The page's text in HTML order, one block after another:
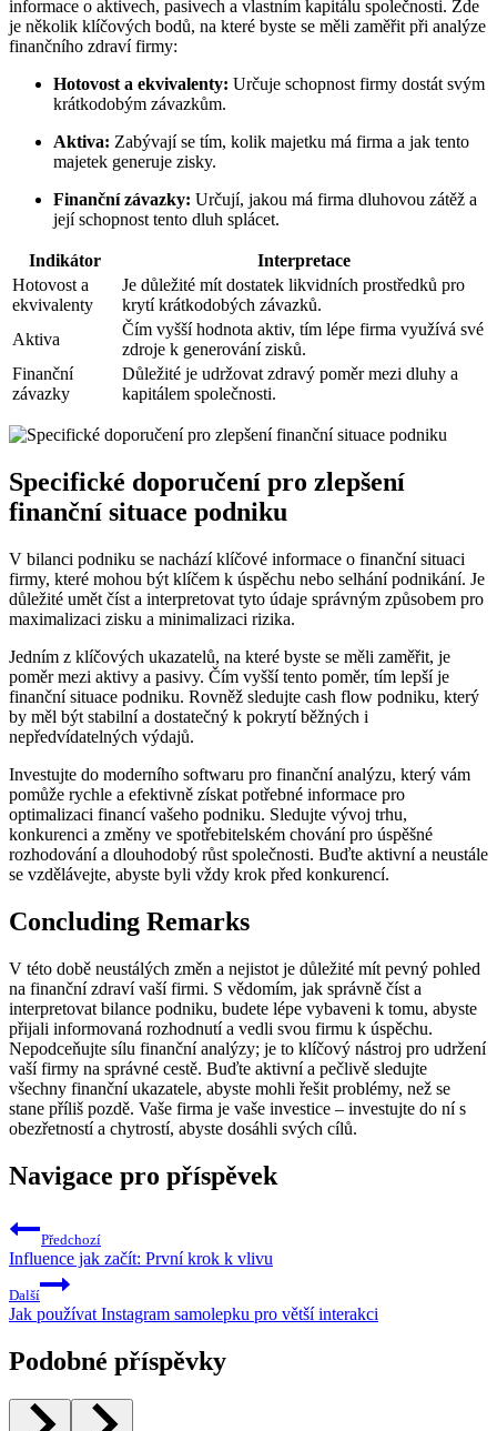
informace o aktivech, pasivech a vlastním kapitálu společnosti. Zde
je několik klíčových bodů, na které byste se měli zaměřit při analýze
finančního zdraví firmy:
Hotovost a ekvivalenty: Určuje schopnost firmy dostát svým
krátkodobým závazkům.
Aktiva: Zabývají se tím, kolik majetku má firma a jak tento
majetek generuje zisky.
Finanční závazky: Určují, jakou má firma dluhovou zátěž a
její schopnost tento dluh splácet.
Indikátor
Interpretace
Hotovost a
ekvivalenty
Je důležité mít dostatek likvidních prostředků pro
krytí krátkodobých závazků.
Aktiva
Čím vyšší hodnota aktiv, tím lépe firma využívá své
zdroje k generování zisků.
Finanční
závazky
Důležité je udržovat zdravý poměr mezi dluhy a
kapitálem společnosti.
Specifické doporučení pro zlepšení
finanční situace podniku
V bilanci podniku se nachází klíčové informace o finanční situaci
firmy, které mohou být klíčem k úspěchu nebo selhání podnikání. Je
důležité umět číst a interpretovat tyto údaje správným způsobem pro
maximalizaci zisku a minimalizaci rizika.
Jedním z klíčových ukazatelů, na které byste se měli zaměřit, je
poměr mezi aktivy a pasivy. Čím vyšší tento poměr, tím lepší je
finanční situace podniku. Rovněž sledujte cash flow podniku, který
by měl být stabilní a dostatečný k pokrytí běžných i
nepředvídatelných výdajů.
Investujte do moderního softwaru pro finanční analýzu, který vám
pomůže rychle a efektivně získat potřebné informace pro
optimalizaci financí vašeho podniku. Sledujte vývoj trhu,
konkurenci a změny ve spotřebitelském chování pro úspěšné
rozhodování a dlouhodobý růst společnosti. Buďte aktivní a neustále
se vzdělávejte, abyste byli vždy krok před konkurencí.
Concluding Remarks
V této době neustálých změn a nejistot je důležité mít pevný pohled
na finanční zdraví vaší firmi. S vědomím, jak správně číst a
interpretovat bilance podniku, budete lépe vybaveni k tomu, abyste
přijali informovaná rozhodnutí a vedli svou firmu k úspěchu.
Nepodceňujte sílu finanční analýzy; je to klíčový nástroj pro udržení
vaší firmy na správné cestě. Buďte aktivní a pečlivě sledujte
všechny finanční ukazatele, abyste mohli řešit problémy, než se
stane příliš pozdě. Vaše firma je vaše investice – investujte do ní s
obezřetností a chytrostí, abyste dosáhli svých cílů.
Navigace pro příspěvek
Předchozí
Influence jak začít: První krok k vlivu
Další
Jak používat Instagram samolepku pro větší interakci
Podobné příspěvky